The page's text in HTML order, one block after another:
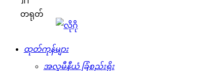
တရုတ်
ထုတ်ကုန်များ
အလူမီနီယံ ခြံစည်းရိုး